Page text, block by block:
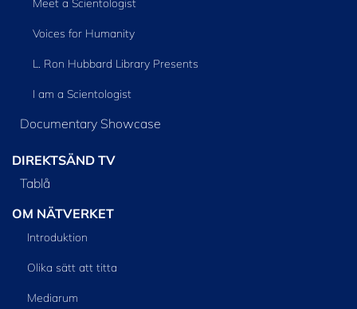
Meet a Scientologist
Voices for Humanity
L. Ron Hubbard Library Presents
I am a Scientologist
Documentary Showcase
DIREKTSÄND TV
Tablå
OM NÄTVERKET
Introduktion
Olika sätt att titta
Mediarum